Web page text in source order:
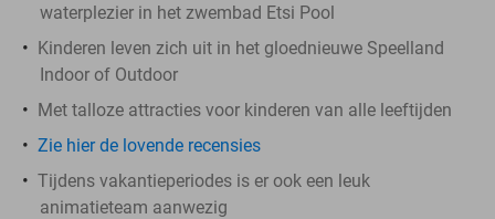
waterplezier in het zwembad Etsi Pool
Kinderen leven zich uit in het gloednieuwe Speelland
Indoor of Outdoor
Met talloze attracties voor kinderen van alle leeftijden
Zie hier de lovende recensies
Tijdens vakantieperiodes is er ook een leuk
animatieteam aanwezig